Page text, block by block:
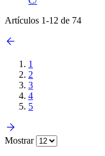
Artículos 1-12 de 74
1
2
3
4
5
Mostrar